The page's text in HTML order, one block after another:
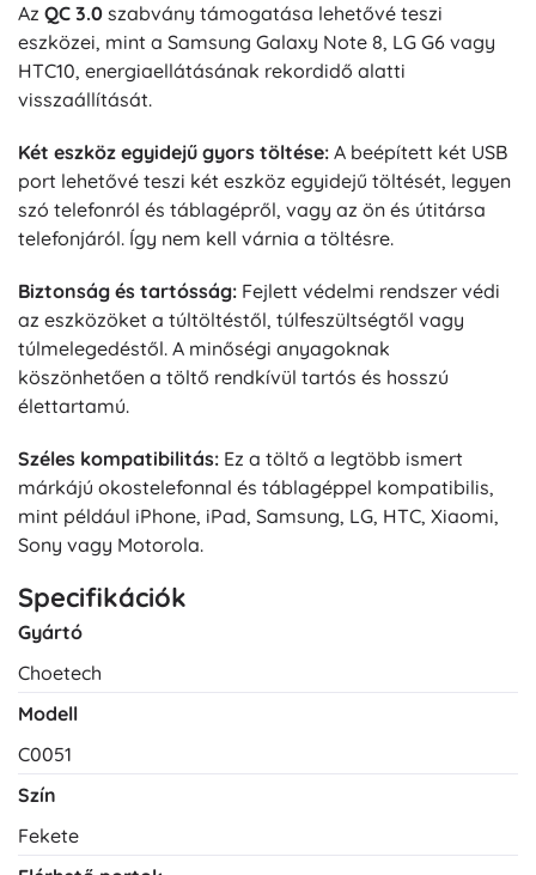
Az QC 3.0 szabvány támogatása lehetővé teszi
eszközei, mint a Samsung Galaxy Note 8, LG G6 vagy
HTC10, energiaellátásának rekordidő alatti
visszaállítását.
Két eszköz egyidejű gyors töltése: A beépített két USB
port lehetővé teszi két eszköz egyidejű töltését, legyen
szó telefonról és táblagépről, vagy az ön és útitársa
telefonjáról. Így nem kell várnia a töltésre.
Biztonság és tartósság: Fejlett védelmi rendszer védi
az eszközöket a túltöltéstől, túlfeszültségtől vagy
túlmelegedéstől. A minőségi anyagoknak
köszönhetően a töltő rendkívül tartós és hosszú
élettartamú.
Széles kompatibilitás: Ez a töltő a legtöbb ismert
márkájú okostelefonnal és táblagéppel kompatibilis,
mint például iPhone, iPad, Samsung, LG, HTC, Xiaomi,
Sony vagy Motorola.
Specifikációk
Gyártó
Choetech
Modell
C0051
Szín
Fekete